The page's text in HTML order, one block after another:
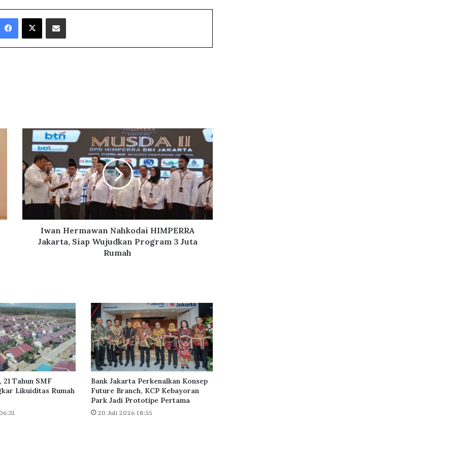
Facebook
X Share via Email
Iwan
Hermawan
Nahkodai
HIMPERRA
Jakarta,
Siap
Wujudkan
Program
3
Rumah
Iwan Hermawan Nahkodai HIMPERRA
Jakarta, Siap Wujudkan Program 3 Juta
Rumah
21 Tahun SMF
Likuiditas Rumah
Bank Jakarta Perkenalkan Konsep
Future Branch, KCP Kebayoran
Park Jadi Prototipe Pertama
20 Juli 2026 18:55